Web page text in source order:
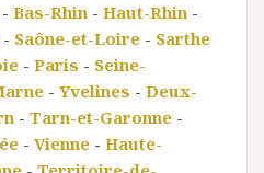
- Bas-Rhin - Haut-Rhin -
- Saône-et-Loire - Sarthe
- Paris - Seine-
- Yvelines - Deux-
- Tarn-et-Garonne -
- Vienne - Haute-